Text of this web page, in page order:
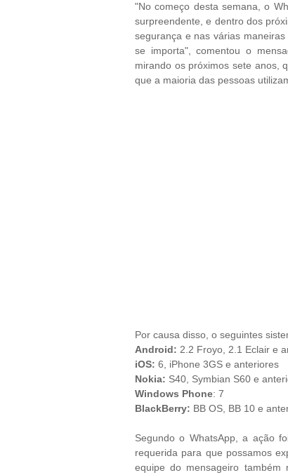
"No começo desta semana, o
surpreendente, e dentro dos
segurança e nas várias
se importa", comentou o
mirando os próximos sete anos,
que a maioria das pessoas
Por causa disso, o seguintes
Android: 2.2 Froyo, 2.1 Eclair e
iOS: 6, iPhone 3GS e anteriores
Nokia: S40, Symbian S60 e
Windows Phone: 7
BlackBerry: BB OS, BB 10 e
Segundo o WhatsApp, a ação
requerida para que possamos
equipe do mensageiro também